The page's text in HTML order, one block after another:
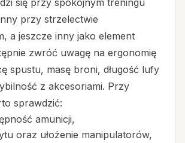
przy strzelectwie
a jeszcze inny jako element
zwróć uwagę na ergonomię
spustu, masę broni, długość lufy
z akcesoriami. Przy
sprawdzić:
amunicji,
oraz ułożenie manipulatorów,